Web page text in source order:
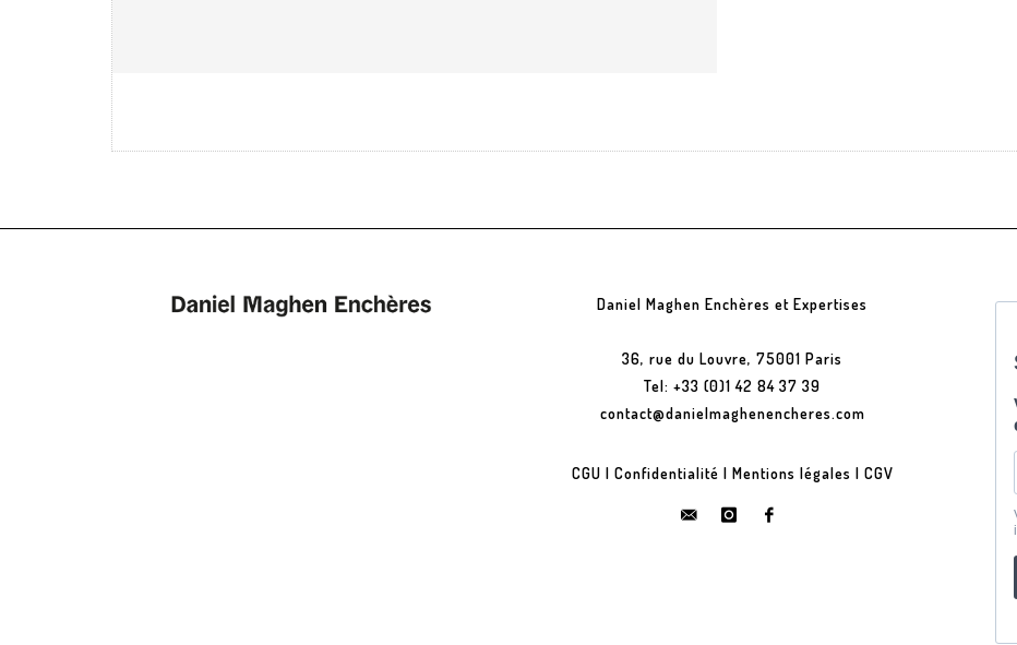
Daniel Maghen Enchères et Expertises
36, rue du Louvre, 75001 Paris
Tel: +33 (0)1 42 84 37 39
contact@danielmaghenencheres.com
CGU | Confidentialité | Mentions légales | CGV